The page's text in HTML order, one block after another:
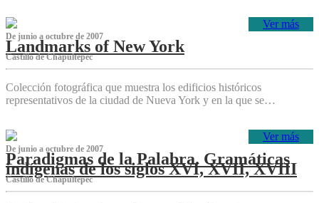
Ver más
De junio a octubre de 2007
Landmarks of New York
Castillo de Chapultepec
Colección fotográfica que muestra los edificios históricos
representativos de la ciudad de Nueva York y en la que se…
Ver más
De junio a octubre de 2007
Paradigmas de la Palabra. Gramáticas
indígenas de los siglos XVI, XVII, XVIII
Castillo de Chapultepec